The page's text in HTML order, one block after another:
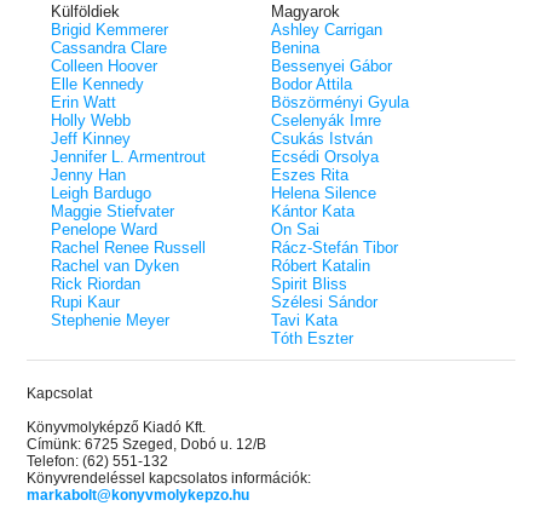
Külföldiek
Brigid Kemmerer
Cassandra Clare
Colleen Hoover
Elle Kennedy
Erin Watt
Holly Webb
Jeff Kinney
Jennifer L. Armentrout
Jenny Han
Leigh Bardugo
Maggie Stiefvater
Penelope Ward
Rachel Renee Russell
Rachel van Dyken
Rick Riordan
Rupi Kaur
Stephenie Meyer
Magyarok
Ashley Carrigan
Benina
Bessenyei Gábor
Bodor Attila
Böszörményi Gyula
Cselenyák Imre
Csukás István
Ecsédi Orsolya
Eszes Rita
Helena Silence
Kántor Kata
On Sai
Rácz-Stefán Tibor
Róbert Katalin
Spirit Bliss
Szélesi Sándor
Tavi Kata
Tóth Eszter
Kapcsolat
Könyvmolyképző Kiadó Kft.
Címünk: 6725 Szeged, Dobó u. 12/B
Telefon: (62) 551-132
Könyvrendeléssel kapcsolatos információk:
markabolt@konyvmolykepzo.hu